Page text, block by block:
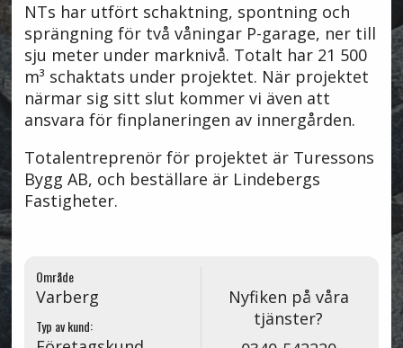
NTs har utfört schaktning, spontning och
sprängning för två våningar P-garage, ner till
sju meter under marknivå. Totalt har 21 500
m³ schaktats under projektet. När projektet
närmar sig sitt slut kommer vi även att
ansvara för finplaneringen av innergården.
Totalentreprenör för projektet är Turessons
Bygg AB, och beställare är Lindebergs
Fastigheter.
Område
Varberg
Typ av kund:
Nyfiken på våra
tjänster?